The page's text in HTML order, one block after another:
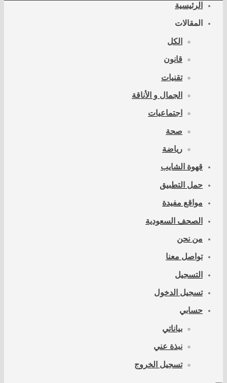
الرئيسية
المقالات
الكل
قانون
تقنيات
الجمال و الأناقة
اجتماعيات
صحة
رياضة
قهوة الشايب
حمل التطبيق
مواقع مفيدة
الصحف السعودية
من نحن
تواصل معنا
التسجيل
تسجيل الدخول
حسابي
بياناتي
نبذة عني
تسجيل الخروج